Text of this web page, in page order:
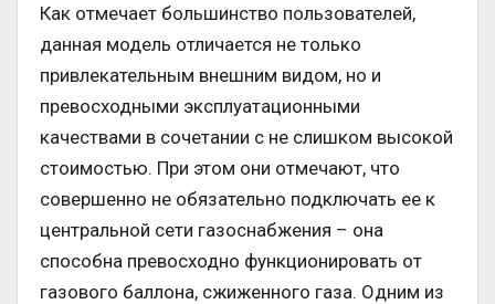
Как отмечает большинство пользователей,
данная модель отличается не только
привлекательным внешним видом, но и
превосходными эксплуатационными
качествами в сочетании с не слишком высокой
стоимостью. При этом они отмечают, что
совершенно не обязательно подключать ее к
центральной сети газоснабжения – она
способна превосходно функционировать от
газового баллона, сжиженного газа. Одним из